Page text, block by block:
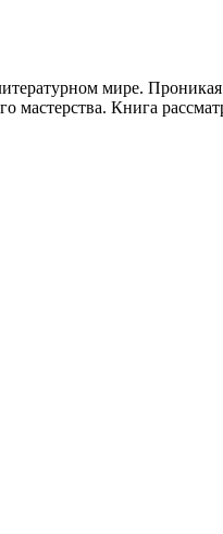
мире.
мастерства. Книга